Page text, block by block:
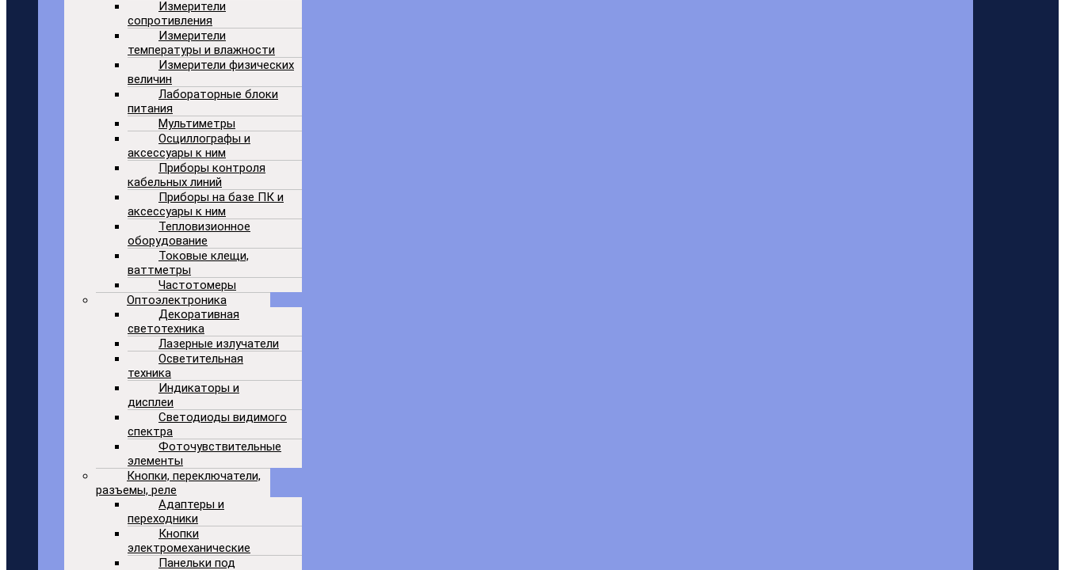
Измерители
сопротивления
Измерители
температуры и влажности
Измерители физических
величин
Лабораторные блоки
питания
Мультиметры
Осциллографы и
аксессуары к ним
Приборы контроля
кабельных линий
Приборы на базе ПК и
аксессуары к ним
Тепловизионное
оборудование
Токовые клещи,
ваттметры
Частотомеры
Оптоэлектроника
Декоративная
светотехника
Лазерные излучатели
Осветительная
техника
Индикаторы и
дисплеи
Светодиоды видимого
спектра
Фоточувствительные
элементы
Кнопки, переключатели,
разъемы, реле
Адаптеры и
переходники
Кнопки
электромеханические
Панельки под